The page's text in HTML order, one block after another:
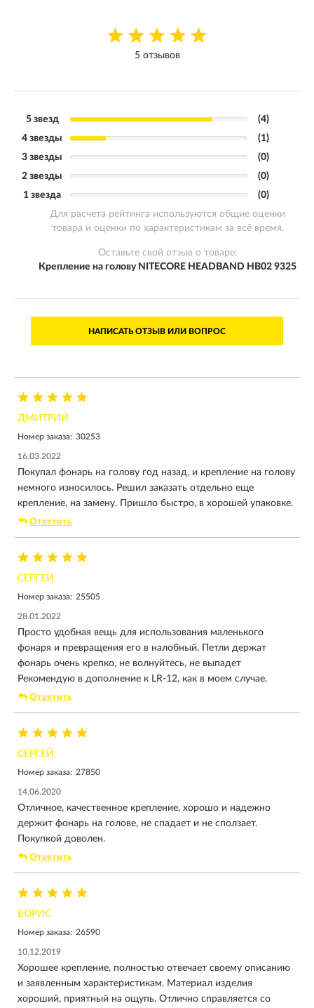
5 отзывов
5 звезд
(4)
4 звезды
(1)
3 звезды
(0)
2 звезды
(0)
1 звезда
(0)
Для расчета рейтинга используются общие оценки
товара и оценки по характеристикам за всё время.
Оставьте свой отзыв о товаре:
Крепление на голову NITECORE HEADBAND HB02 9325
НАПИСАТЬ ОТЗЫВ ИЛИ ВОПРОС
ДМИТРИЙ
Номер заказа: 30253
16.03.2022
Покупал фонарь на голову год назад, и крепление на голову
немного износилось. Решил заказать отдельно еще
крепление, на замену. Пришло быстро, в хорошей упаковке.
Ответить
СЕРГЕЙ
Номер заказа: 25505
28.01.2022
Просто удобная вещь для использования маленького
фонаря и превращения его в налобный. Петли держат
фонарь очень крепко, не волнуйтесь, не выпадет
Рекомендую в дополнение к LR-12, как в моем случае.
Ответить
СЕРГЕЙ
Номер заказа: 27850
14.06.2020
Отличное, качественное крепление, хорошо и надежно
держит фонарь на голове, не спадает и не сползает.
Покупкой доволен.
Ответить
БОРИС
Номер заказа: 26590
10.12.2019
Хорошее крепление, полностью отвечает своему описанию
и заявленным характеристикам. Материал изделия
хороший, приятный на ощупь. Отлично справляется со